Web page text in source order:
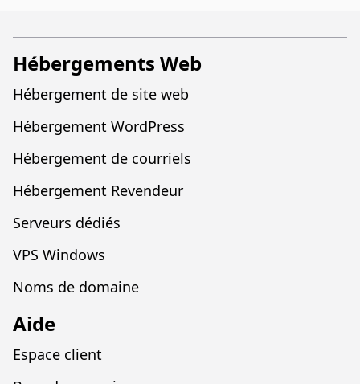
Hébergements Web
Hébergement de site web
Hébergement WordPress
Hébergement de courriels
Hébergement Revendeur
Serveurs dédiés
VPS Windows
Noms de domaine
Aide
Espace client